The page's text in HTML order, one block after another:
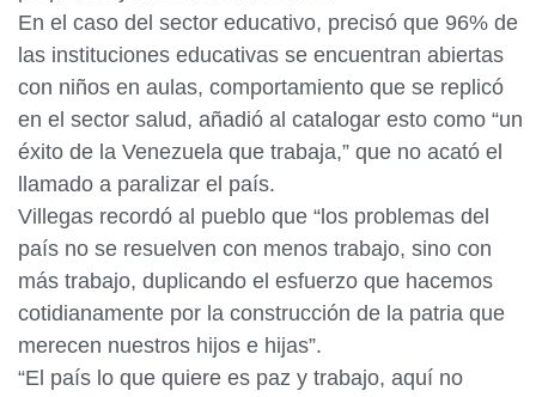
En el caso del sector educativo, precisó que 96% de
las instituciones educativas se encuentran abiertas
con niños en aulas, comportamiento que se replicó
en el sector salud, añadió al catalogar esto como “un
éxito de la Venezuela que trabaja,” que no acató el
llamado a paralizar el país.
Villegas recordó al pueblo que “los problemas del
país no se resuelven con menos trabajo, sino con
más trabajo, duplicando el esfuerzo que hacemos
cotidianamente por la construcción de la patria que
merecen nuestros hijos e hijas”.
“El país lo que quiere es paz y trabajo, aquí no